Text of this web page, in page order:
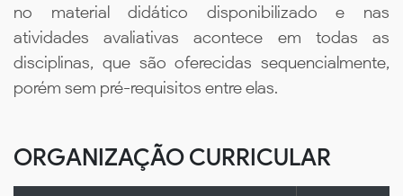
no material didático disponibilizado e nas
atividades avaliativas acontece em todas as
disciplinas, que são oferecidas sequencialmente,
porém sem pré-requisitos entre elas.
ORGANIZAÇÃO CURRICULAR